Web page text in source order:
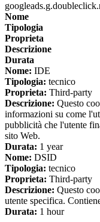
Nome
Tipologia
Proprieta
Descrizione
Durata
Nome: IDE
Tipologia: tecnico
Proprieta: Third-party
Descrizione: Questo
informazioni su come
pubblicità che l'utente
sito Web.
Durata: 1 year
Nome: DSID
Tipologia: tecnico
Proprieta: Third-party
Descrizione: Questo
utente specifica.
Durata: 1 hour